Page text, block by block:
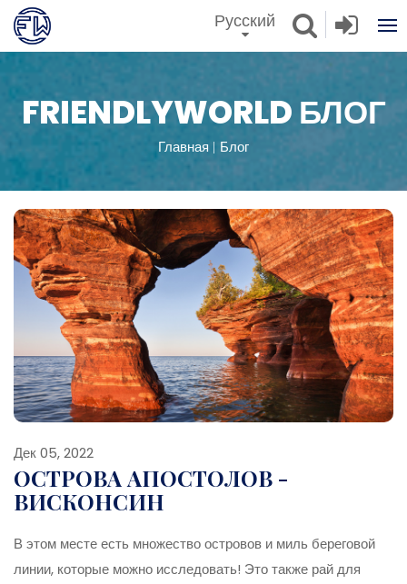
Русский
FRIENDLYWORLD БЛОГ
Главная Блог
Дек 05, 2022
ОСТРОВА АПОСТОЛОВ -
ВИСКОНСИН
В этом месте есть множество островов и миль береговой
линии, которые можно исследовать! Это также рай для